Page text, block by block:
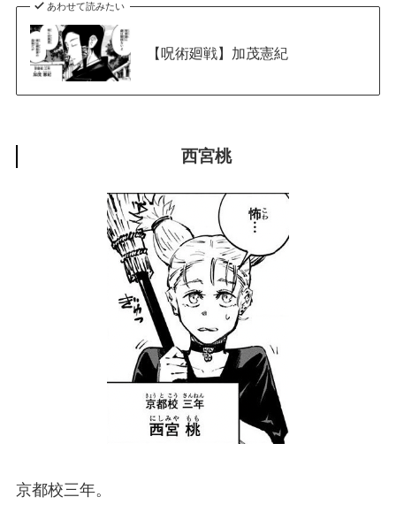
あわせて読みたい
【呪術廻戦】加茂憲紀
西宮桃
京都校三年。